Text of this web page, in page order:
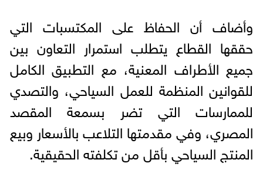
وأضاف أن الحفاظ على المكتسبات التي
حققها القطاع يتطلب استمرار التعاون بين
جميع الأطراف المعنية، مع التطبيق الكامل
للقوانين المنظمة للعمل السياحي، والتصدي
للممارسات التي تضر بسمعة المقصد
المصري، وفي مقدمتها التلاعب بالأسعار وبيع
المنتج السياحي بأقل من تكلفته الحقيقية.